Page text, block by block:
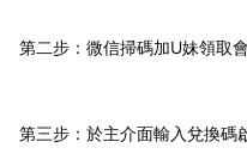
第二步：微信掃碼加U妹領取
第三步：於主介面輸入兌換碼